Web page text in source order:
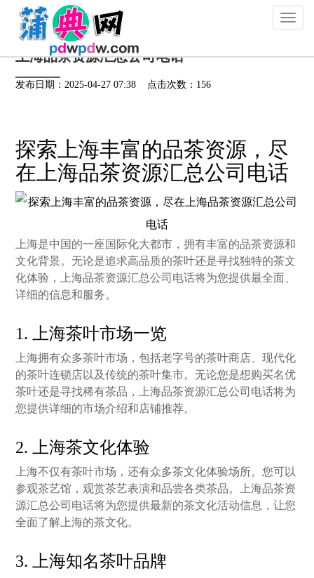
Toggle
上海品茶资源汇总公司电话
发布日期：2025-04-27 07:38 点击次数：156
探索上海丰富的品茶资源，尽
在上海品茶资源汇总公司电话
上海是中国的一座国际化大都市，拥有丰富的品茶资源和
文化背景。无论是追求高品质的茶叶还是寻找独特的茶文
化体验，上海品茶资源汇总公司电话将为您提供最全面、
详细的信息和服务。
1. 上海茶叶市场一览
上海拥有众多茶叶市场，包括老字号的茶叶商店、现代化
的茶叶连锁店以及传统的茶叶集市。无论您是想购买名优
茶叶还是寻找稀有茶品，上海品茶资源汇总公司电话将为
您提供详细的市场介绍和店铺推荐。
2. 上海茶文化体验
上海不仅有茶叶市场，还有众多茶文化体验场所。您可以
参观茶艺馆，观赏茶艺表演和品尝各类茶品。上海品茶资
源汇总公司电话将为您提供最新的茶文化活动信息，让您
全面了解上海的茶文化。
3. 上海知名茶叶品牌